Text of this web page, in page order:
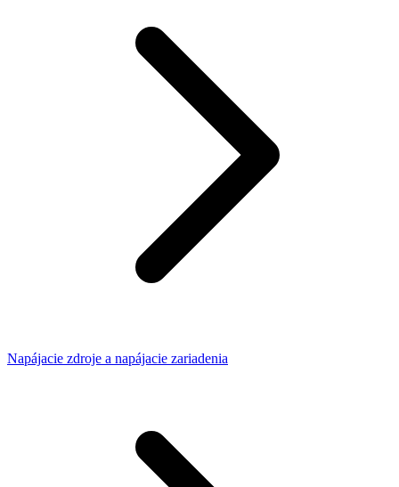
Napájacie zdroje a napájacie zariadenia